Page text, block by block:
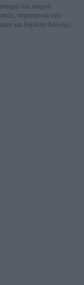
του νεκρού
περιστατικό που
και δημόσιο διάλογο,